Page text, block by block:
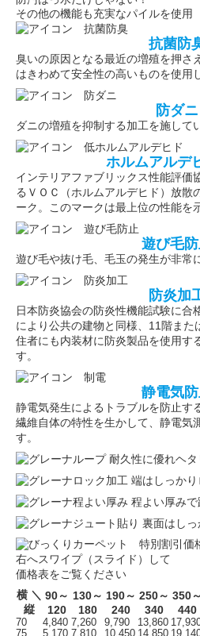
その他の機能も充実なパイルを使用
抗菌防
臭いの原因となる最近の増殖を押さ
はきわめて安全性の高いものを使用
防ダニ
ダニの増殖を抑制する加工を施して
ホルムアルデ
インテリアファブリックス性能評価
るＶＯＣ（ホルムアルデヒド）放散
ーク。このマークは最上位の性能を
遊び毛
遊び毛や抜け毛、毛玉の発生が非常
防炎加
日本防炎協会の防炎性機能試験に合
により公共の建物と同様、11階ま
住者にも内装材に防炎製品を使用す
す。
静電気
静電気発生によるトラブルを防止す
繊維自体の特性を生かして、静電気
す。
耐久性に優れヘ
端はしっかり
程よい厚みで
裏面はしっ
右へスワイプ（スライド）して
価格表をご覧ください
横 ＼
縦
90～
120
130～
180
190～
240
250～
340
350～
440
70 4,840 7,260 9,790 13,860